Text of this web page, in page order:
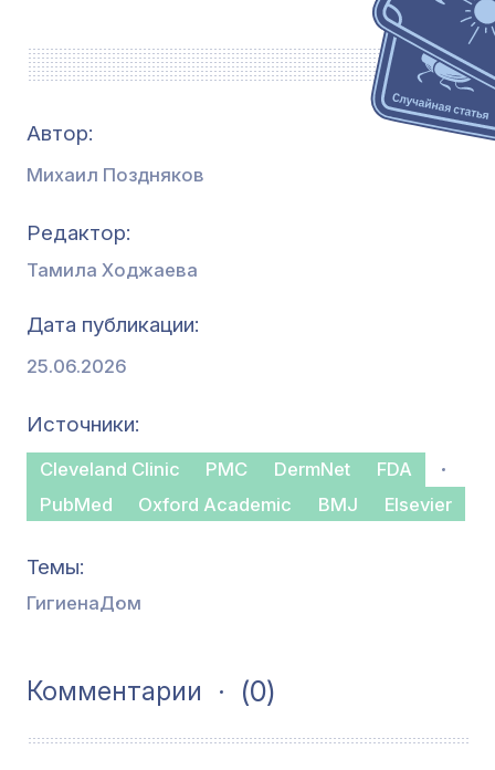
Автор:
Михаил Поздняков
Редактор
Тамила Ходжаева
Дата публикации
25.06.2026
Источники
Cleveland Clinic PMC DermNet
FDA
PubMed
Oxford Academic BMJ Elsevier
Темы
ГигиенаДом
Комментарии (0)